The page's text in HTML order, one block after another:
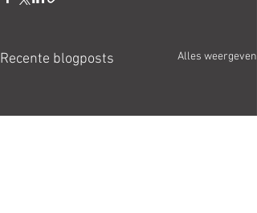
Recente blogposts Alles weergeven